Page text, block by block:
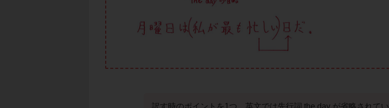
訳す時のポイントを1つ。英文では先行詞 the day が省略されてい